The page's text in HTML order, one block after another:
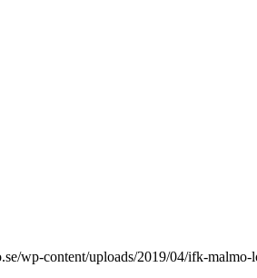
wp-content/uploads/2019/04/ifk-malmo-